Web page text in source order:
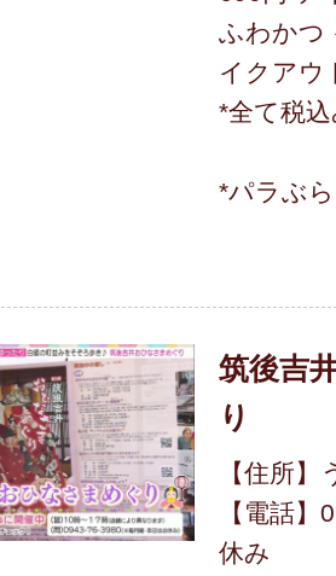
ふわかつ
イクアウ
*全て税
*パラぶ
筑後吉
り
【住所
【電話
休み